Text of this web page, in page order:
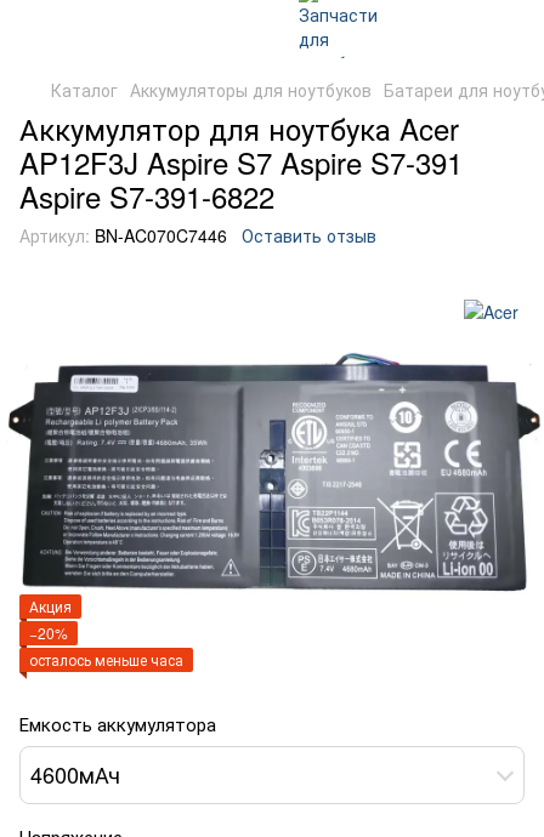
Каталог Аккумуляторы для ноутбуков Батареи для
Аккумулятор для ноутбука Acer
AP12F3J Aspire S7 Aspire S7-391
Aspire S7-391-6822
Артикул: BN-AC070C7446 Оставить отзыв
Акция
−20%
осталось меньше часа
Емкость аккумулятора
4600мАч